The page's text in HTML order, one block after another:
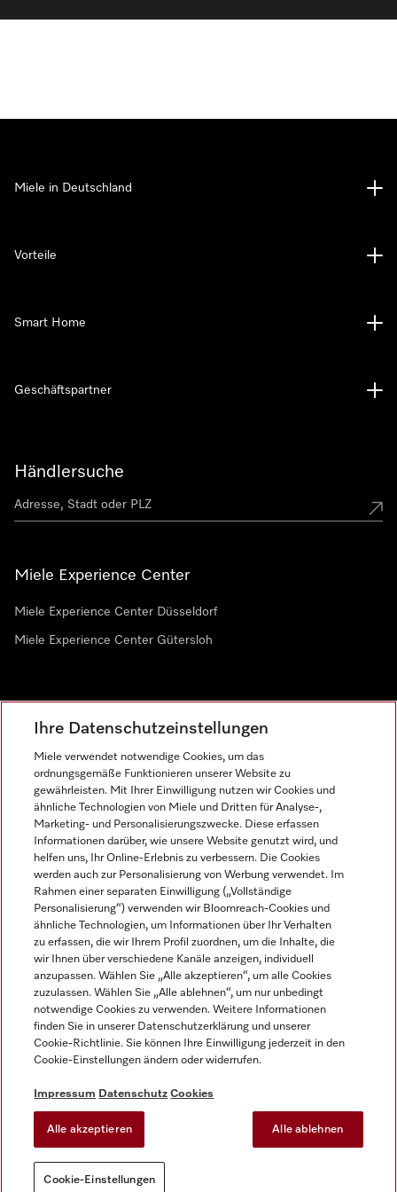
Händlersuche
Miele Experience Center
Miele Experience Center Düsseldorf
Miele Experience Center Gütersloh
Miele in Deutschland
Vorteile
Smart Home
Geschäftspartner
AGB
Datenschutz
Nutzungsbedingungen
Barrierefreiheitserklärung
EU-Gesetzen über digitale Dienste
Cookie-Einstellungen
Miele auf Instagram
Miele auf Facebook
Miele auf Youtube
Ihre Datenschutzeinstellungen
Miele verwendet notwendige Cookies, um das
ordnungsgemäße Funktionieren unserer Website zu
gewährleisten. Mit Ihrer Einwilligung nutzen wir Cookies und
ähnliche Technologien von Miele und Dritten für Analyse-,
Marketing- und Personalisierungszwecke. Diese erfassen
Informationen darüber, wie unsere Website genutzt wird, und
helfen uns, Ihr Online-Erlebnis zu verbessern. Die Cookies
werden auch zur Personalisierung von Werbung verwendet. Im
Rahmen einer separaten Einwilligung („Vollständige
Personalisierung“) verwenden wir Bloomreach-Cookies und
ähnliche Technologien, um Informationen über Ihr Verhalten
zu erfassen, die wir Ihrem Profil zuordnen, um die Inhalte, die
wir Ihnen über verschiedene Kanäle anzeigen, individuell
anzupassen. Wählen Sie „Alle akzeptieren“, um alle Cookies
zuzulassen. Wählen Sie „Alle ablehnen“, um nur unbedingt
notwendige Cookies zu verwenden. Weitere Informationen
finden Sie in unserer Datenschutzerklärung und unserer
Cookie-Richtlinie. Sie können Ihre Einwilligung jederzeit in den
Cookie-Einstellungen ändern oder widerrufen.
Impressum Datenschutz Cookies
Alle akzeptieren Alle ablehnen
Cookie-Einstellungen